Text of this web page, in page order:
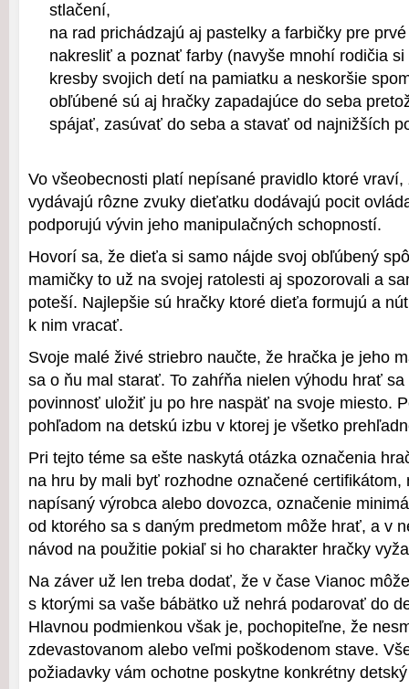
stlačení,
na rad prichádzajú aj pastelky a farbičky pre
nakresliť a poznať farby (navyše mnohí rodičia
kresby svojich detí na pamiatku a neskoršie
obľúbené sú aj hračky zapadajúce do seba
spájať, zasúvať do seba a stavať od najnižších
Vo všeobecnosti platí nepísané pravidlo ktoré vraví,
vydávajú rôzne zvuky dieťatku dodávajú pocit
podporujú vývin jeho manipulačných schopností.
Hovorí sa, že dieťa si samo nájde svoj obľúbený
mamičky to už na svojej ratolesti aj spozorovali a
poteší. Najlepšie sú hračky ktoré dieťa formujú a
k nim vracať.
Svoje malé živé striebro naučte, že hračka je jeho
sa o ňu mal starať. To zahŕňa nielen výhodu hrať
povinnosť uložiť ju po hre naspäť na svoje miesto.
pohľadom na detskú izbu v ktorej je všetko
Pri tejto téme sa ešte naskytá otázka označenia
na hru by mali byť rozhodne označené
napísaný výrobca alebo dovozca, označenie
od ktorého sa s daným predmetom môže hrať, a v
návod na použitie pokiaľ si ho charakter hračky
Na záver už len treba dodať, že v čase Vianoc
s ktorými sa vaše bábätko už nehrá podarovať do
Hlavnou podmienkou však je, pochopiteľne, že
zdevastovanom alebo veľmi poškodenom stave.
požiadavky vám ochotne poskytne konkrétny